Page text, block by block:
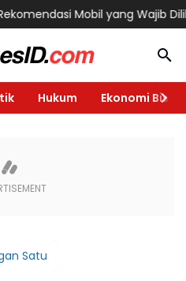
Mobil yang Wajib Dilihat
Hukum Ekonomi Bisnis
Satu